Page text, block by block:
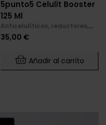
5punto5 Celulit Booster
125 Ml
Anticelulíticos, reductores,
reafirmantes
Precio
35,00 €
Añadir al carrito